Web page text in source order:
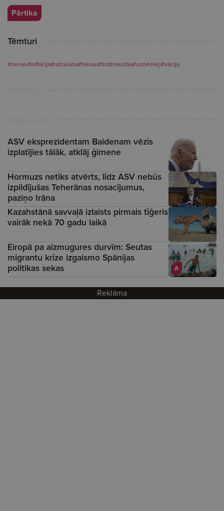
Pārtika
Tēmturi
#cenas#inflācija#ražošana#tiesas#tirdzniecība#uzņēmēji#vācija
ASV eksprezidentam Baidenam vēzis
izplatījies tālāk, atklāj ģimene
Hormuzs netiks atvērts, līdz ASV nebūs
izpildījušas Teherānas nosacījumus,
paziņo Irāna
Kazahstānā savvaļā izlaists pirmais tīģeris
vairāk nekā 70 gadu laikā
A
Eiropā pa aizmugures durvīm: Seutas
migrantu krīze izgaismo Spānijas
politikas sekas
Reklāma